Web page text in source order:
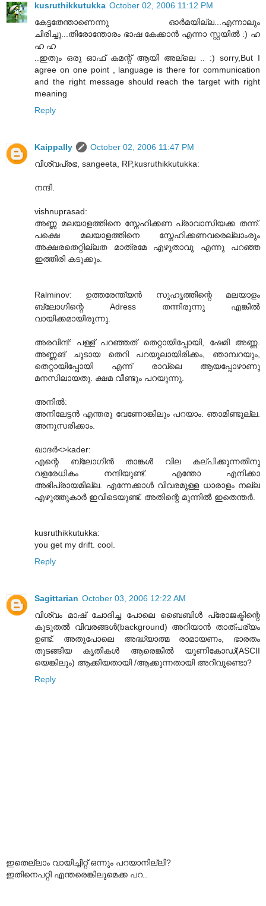
kusruthikkutukka October 02, 2006 11:12 PM
കേട്ടതേന്താണെന്നു ഓര്‍മയില്ല...എന്നാലും
ചിരിച്ചു...തിരോന്തോരം ഭാഷ കേക്കാന്‍ എന്നാ സ്റ്റയില്‍ :) ഹ
ഹ ഹ
..ഇതും ഒരു ഓഫ് കമന്റ് ആയി അല്ലെ .. :) sorry,But I
agree on one point , language is there for communication
and the right message should reach the target with right
meaning
Reply
Kaippally
October 02, 2006 11:47 PM
വിശ്വപ്രഭ, sangeeta, RP,kusruthikkutukka:
നന്ദി.
vishnuprasad:
അണ്ണ മലയാളത്തിനെ സ്നേഹിക്കണ പ്രാവാസിയക്ക തന്ന്.
പക്ഷെ മലയാളത്തിനെ സ്നേഹിക്കണവരെല്ലാംരും
അക്ഷരതെറ്റില്ലത മാത്രമേ എഴുതാവു എന്നു പറഞ്ഞ
ഇത്തിരി കടുക്കും.
Ralminov: ഉത്തരേന്ത്യന്‍ സുഹൃത്തിന്റെ മലയാളം
ബ്ലോഗിന്റെ Adress തന്നിരുന്നു എങ്കില്‍
വായിക്കമായിരുന്നു.
അരവിന്ദ്: പള്ള് പറഞ്ഞത് തെറ്റായിപ്പോയി, ഷേമി അണ്ണ.
അണ്ണങ് ചൂടായ തെറി പറയൂലായിരിക്കം, ഞാമ്പറയും,
തെറ്റായിപ്പോയി എന്ന് രാവ്ലെ ആയപ്പോഴാണു
മനസിലായതു. ക്ഷമ വീണ്ടും പറയുന്നു.
അനില്‍:
അനിലേട്ടന്‍ എന്തരു വേണോങ്കിലും പറയാം. ഞാമിണ്ടൂല്ല.
അനുസരിക്കാം.
ഖാദര്‍<>kader:
എന്റെ ബ്ലോഗിന്‍ താങ്കള്‍ വില കല്പിക്കുന്നതിനു
വളരേധികം നന്ദിയുണ്ട്. എന്തോ എനിക്കാ
അഭിപ്രായമില്ല. എന്നേക്കാള്‍ വിവരമുള്ള ധാരാളം നല്ല
എഴുത്തുകാര്‍ ഇവിടെയുണ്ട്. അതിന്റെ മുന്നില്‍ ഇതെന്തര്‍.
kusruthikkutukka:
you get my drift. cool.
Reply
Sagittarian October 03, 2006 12:22 AM
വിശ്വം മാഷ്‌ ചോദിച്ച പോലെ ബൈബിള്‍ പ്രോജക്ടിന്റെ
കൂടുതല്‍ വിവരങ്ങള്‍(background) അറിയാന്‍ താത്‌പര്യം
ഉണ്ട്‌. അതുപോലെ അദ്ധ്യാത്മ രാമായണം, ഭാരതം
തുടങ്ങിയ കൃതികള്‍ ആരെങ്കില്‍ യൂണികോഡ്‌(ASCII
യെങ്കിലും) ആക്കിയതായി /ആക്കുന്നതായി അറിവുണ്ടൊ?
Reply
ഇതെല്ലാം വായിച്ചിറ്റ് ഒന്നും പറയാനില്ലി?
ഇതിനെപറ്റി എന്തരെങ്കിലുമെക്ക പറ..